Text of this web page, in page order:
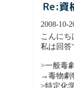
Re:資
2008-10-
こんにち
私は回答
>一般毒
→毒物劇
>特定化